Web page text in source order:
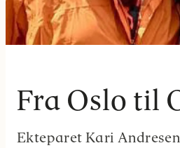
Fra Oslo til
Ekteparet Kari